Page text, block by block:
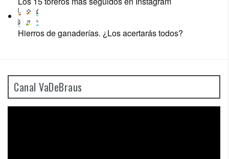
Hierros de ganaderías. ¿Los acertarás todos?
Canal VaDeBraus